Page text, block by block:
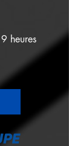
heures